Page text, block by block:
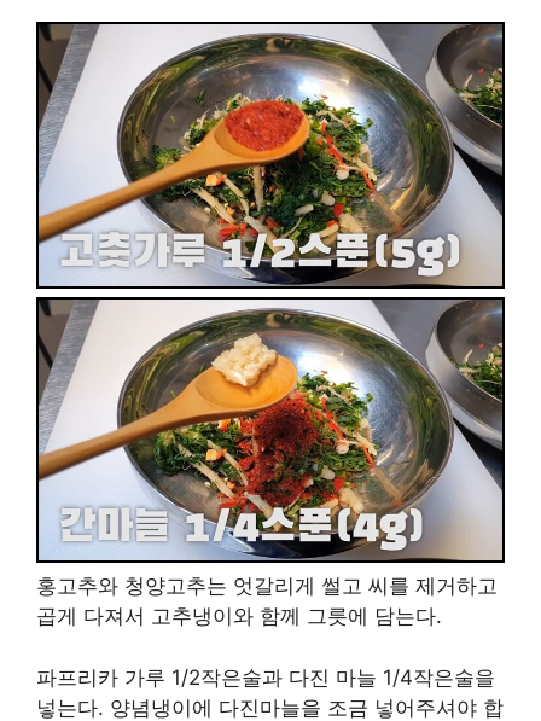
홍고추와 청양고추는 엇갈리게 썰고 씨를 제거하고
곱게 다져서 고추냉이와 함께 그릇에 담는다.
파프리카 가루 1/2작은술과 다진 마늘 1/4작은술을
넣는다. 양념냉이에 다진마늘을 조금 넣어주셔야 합